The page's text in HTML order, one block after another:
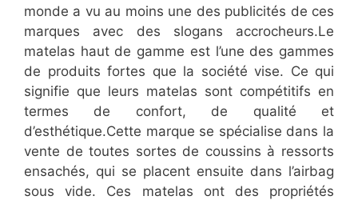
monde a vu au moins une des publicités de ces
marques avec des slogans accrocheurs.Le
matelas haut de gamme est l’une des gammes
de produits fortes que la société vise. Ce qui
signifie que leurs matelas sont compétitifs en
termes de confort, de qualité et
d’esthétique.Cette marque se spécialise dans la
vente de toutes sortes de coussins à ressorts
ensachés, qui se placent ensuite dans l’airbag
sous vide. Ces matelas ont des propriétés